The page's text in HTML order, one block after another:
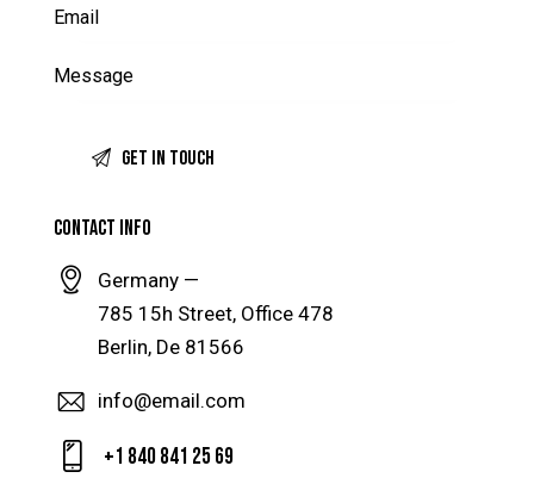
CONTACT INFO
Germany —
785 15h Street, Office 478
Berlin, De 81566
info@email.com
+1 840 841 25 69